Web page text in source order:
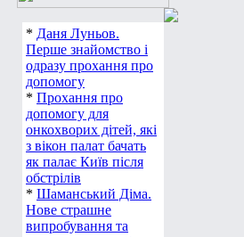
* Даня Луньов.
Перше знайомство і
одразу прохання про
допомогу
* Прохання про
допомогу для
онкохворих дітей, які
з вікон палат бачать
як палає Київ після
обстрілів
* Шаманський Діма.
Нове страшне
випробування та